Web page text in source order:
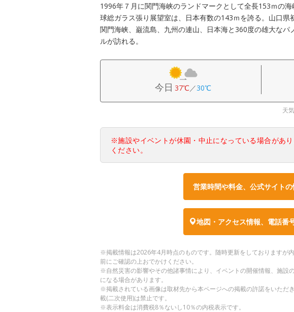
1996年７月に関門海峡のランドマークとして全長153ｍの
球総ガラス張り展望室は、日本有数の143ｍを誇る。山口県
関門海峡、巌流島、九州の連山、日本海と360度の雄大な
ルが訪れる。
今日 37℃／30℃
天
※施設やイベントが休園・中止になっている場合があ
ください。
営業時間や料金、公式サイト
地図・アクセス情報、電話番
※掲載情報は2026年4月時点のものです。随時更新をしておりますが
前にご確認の上おでかけください。
※自然災害の影響やその他諸事情により、イベントの開催情報、施設
になる場合があります。
※掲載されている画像は取材先から本ページへの掲載の許諾をいただ
載(二次使用)は禁止です。
※表示料金は消費税8％ないし10％の内税表示です。